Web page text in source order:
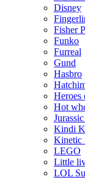
Disney
Fisher
Funko
Furreal
Gund
Hasbro
Heroes
Hot
Kindi
Kinetic
LEGO
Little
LOL